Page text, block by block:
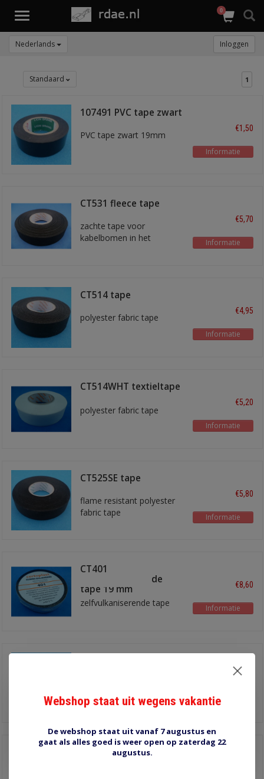
Toggle
0
Nederlands Inloggen
Standaard 1
107491 PVC tape zwart
PVC tape zwart 19mm
€1,50
Informatie
CT531 fleece tape
zachte tape voor
kabelbomen in het
€5,70
Informatie
CT514 tape
polyester fabric tape
€4,95
Informatie
CT514WHT textieltape
polyester fabric tape
€5,20
Informatie
CT525SE tape
flame resistant polyester
fabric tape
€5,80
Informatie
CT401
zelfvulkaniserende
tape 19 mm
zelfvulkaniserende tape
€8,60
Informatie
€1,00
Informatie
PVC tape 38mm grijs
Webshop staat uit wegens vakantie
De webshop staat uit vanaf 7 augustus en
gaat als alles goed is weer open op zaterdag 22
augustus.